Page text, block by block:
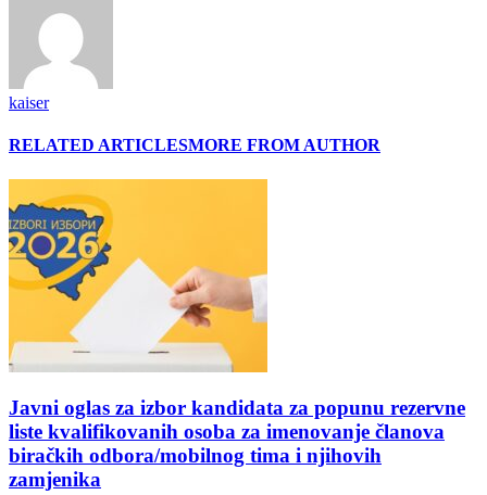
kaiser
RELATED ARTICLESMORE FROM AUTHOR
Javni oglas za izbor kandidata za popunu rezervne
liste kvalifikovanih osoba za imenovanje članova
biračkih odbora/mobilnog tima i njihovih
zamjenika